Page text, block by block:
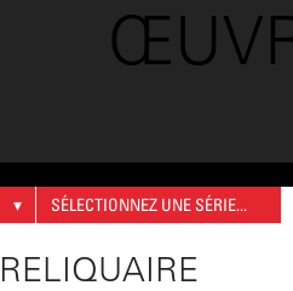
▾ SÉLECTIONNEZ UNE SÉRIE...
RELIQUAIRE